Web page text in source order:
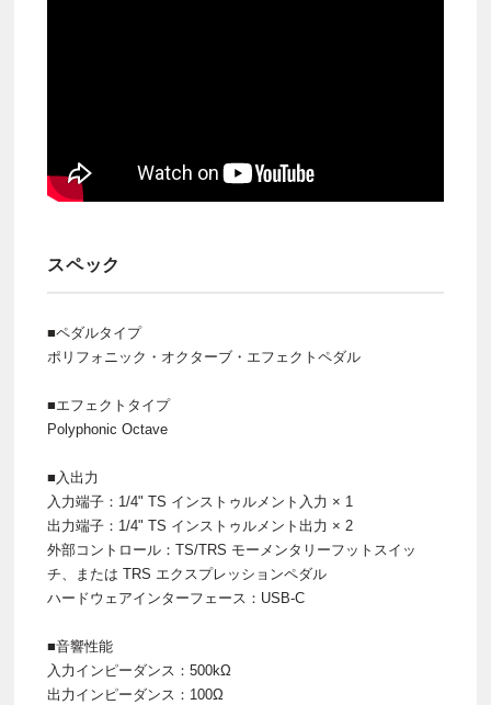
スペック
■ペダルタイプ
ポリフォニック・オクターブ・エフェクトペダル
■エフェクトタイプ
Polyphonic Octave
■入出力
入力端子：1/4" TS インストゥルメント入力 × 1
出力端子：1/4" TS インストゥルメント出力 × 2
外部コントロール：TS/TRS モーメンタリーフットスイッ
チ、または TRS エクスプレッションペダル
ハードウェアインターフェース：USB-C
■音響性能
入力インピーダンス：500kΩ
出力インピーダンス：100Ω